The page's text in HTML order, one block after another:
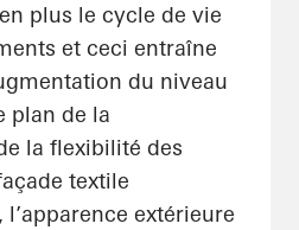
plus le cycle de vie
et ceci entraîne
du niveau
plan de la
la flexibilité des
textile
l’apparence extérieure